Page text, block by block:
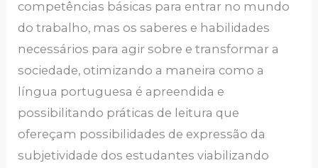
competências básicas para entrar no mundo
do trabalho, mas os saberes e habilidades
necessários para agir sobre e transformar a
sociedade, otimizando a maneira como a
língua portuguesa é apreendida e
possibilitando práticas de leitura que
ofereçam possibilidades de expressão da
subjetividade dos estudantes viabilizando